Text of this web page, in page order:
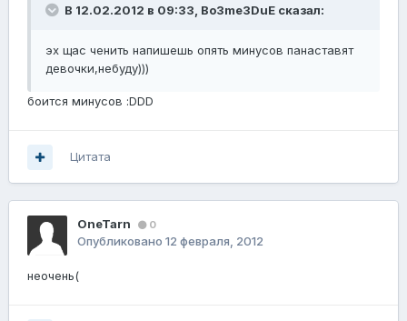
В 12.02.2012 в 09:33, Bo3me3DuE сказал:
эх щас ченить напишешь опять минусов панаставят
девочки,небуду)))
боится минусов :DDD
Цитата
OneTarn 0
Опубликовано 12 февраля, 2012
неочень(